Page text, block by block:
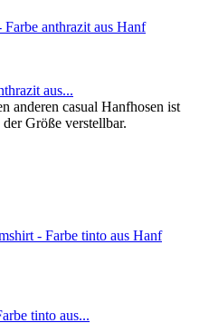
aus...
anderen casual Hanfhosen ist
Größe verstellbar.
tinto aus...